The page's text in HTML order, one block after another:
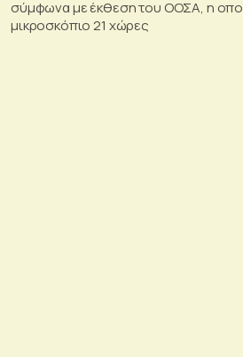
σύμφωνα με έκθεση του ΟΟΣΑ, η
μικροσκόπιο 21 χώρες